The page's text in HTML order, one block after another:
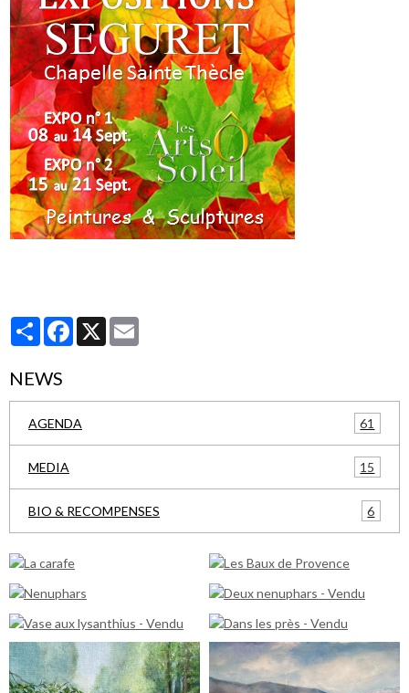
PartagerFacebook
X
NEWS
AGENDA 61
MEDIA 15
BIO & RECOMPENSES 6